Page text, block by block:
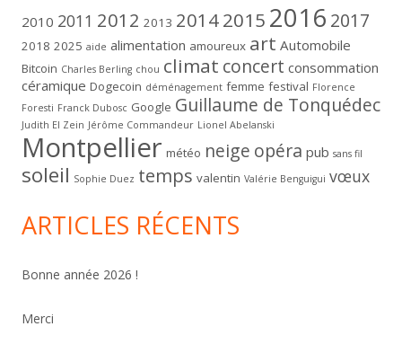
2010 2011 2012 2013 20142015 2016 2017
2018 2025 aide alimentation amoureux art Automobile
Bitcoin Charles Berling chou climat concert consommation
céramique Dogecoin déménagement femme festival Florence
Foresti Franck Dubosc Google Guillaume de Tonquédec
Judith El Zein Jérôme Commandeur Lionel Abelanski
Montpellier météo neige opéra pub sans fil
soleil Sophie Duez temps valentin Valérie Benguigui vœux
ARTICLES RÉCENTS
Bonne année 2026 !
Merci